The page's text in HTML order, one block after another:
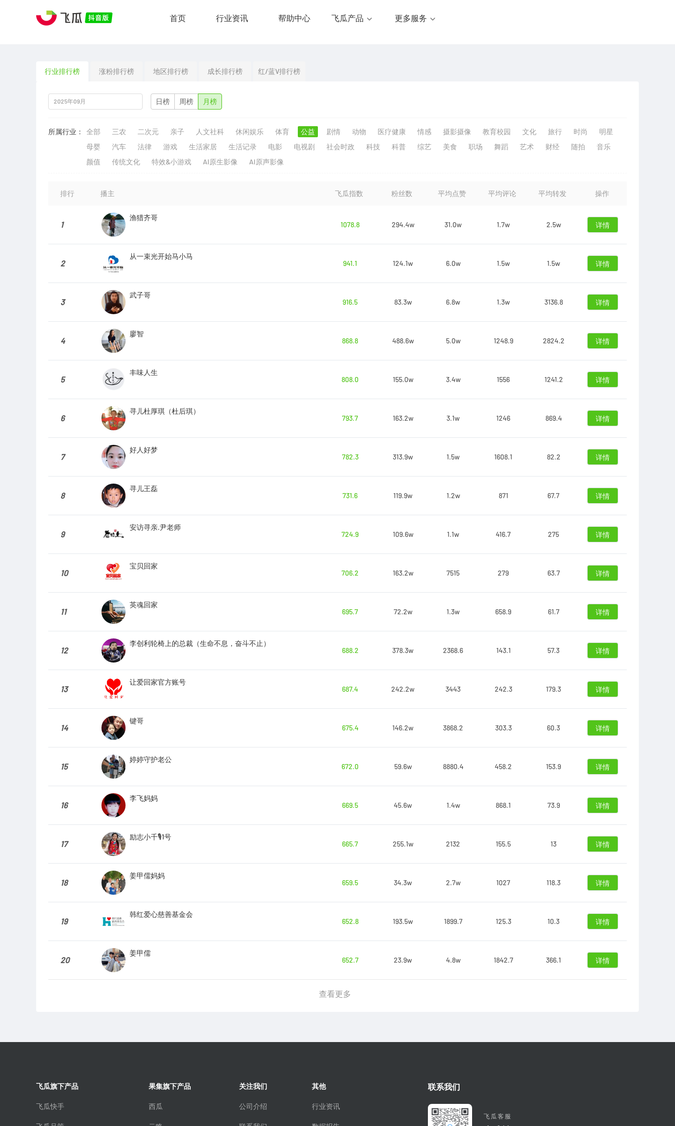
首页 行业资讯 帮助中心 飞瓜产品 更多服务
行业排行榜 涨粉排行榜 地区排行榜 成长排行榜 红/蓝V排行榜
日榜 周榜 月榜
所属行业： 全部 三农 二次元 亲子 人文社科 休闲娱乐 体育 公益 剧情 动物 医疗健康 情感 摄影摄像 教育校园 文化 旅行 时尚
明星
母婴
汽车 法律 游戏 生活家居 生活记录 电影 电视剧 社会时政 科技 科普 综艺 美食 职场 舞蹈 艺术 财经 随拍
音乐
颜值
传统文化 特效&小游戏 AI原生影像 AI原声影像
排行 播主 飞瓜指数 粉丝数 平均点赞 平均评论 平均转发 操作
1
渔猎齐哥
1078.8
294.4w 31.0w 1.7w 2.5w 详情
2
从一束光开始马小马
941.1
124.1w 6.0w 1.5w 1.5w 详情
3
武子哥
916.5
83.3w 6.8w 1.3w 3136.8 详情
4
廖智
868.8
488.6w 5.0w 1248.9 2824.2 详情
5
丰味人生
808.0
155.0w 3.4w 1556 1241.2 详情
6
寻儿杜厚琪（杜后琪）
793.7
163.2w 3.1w 1246 869.4 详情
7
好人好梦
782.3
313.9w 1.5w 1608.1 82.2 详情
8
寻儿王磊
731.6
119.9w 1.2w 871 67.7 详情
9
安访寻亲.尹老师
724.9
109.6w 1.1w 416.7 275 详情
10
宝贝回家
706.2
163.2w 7515 279 63.7 详情
11
英魂回家
695.7
72.2w 1.3w 658.9 61.7 详情
12
李创利轮椅上的总裁（生命不息，奋斗不止）
688.2
378.3w 2368.6 143.1 57.3 详情
13
让爱回家官方账号
687.4
242.2w 3443 242.3 179.3 详情
14
键哥
675.4
146.2w 3868.2 303.3 60.3 详情
15
婷婷守护老公
672.0
59.6w 8880.4 458.2 153.9 详情
16
李飞妈妈
669.5
45.6w 1.4w 868.1 73.9 详情
17
励志小千🎙️1号
665.7
255.1w 2132 155.5 13 详情
18
姜甲儒妈妈
659.5
34.3w 2.7w 1027 118.3 详情
19
韩红爱心慈善基金会
652.8
193.5w 1899.7 125.3 10.3 详情
20
姜甲儒
652.7
23.9w 4.8w 1842.7 366.1 详情
查看更多
飞瓜旗下产品
飞瓜快手
果集旗下产品
西瓜
关注我们
公司介绍
其他
行业资讯
联系我们
飞瓜客服